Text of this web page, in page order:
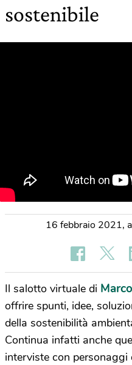
sostenibile
16 febbraio 2021,
Il salotto virtuale di
offrire spunti, idee,
della sostenibilità
Continua infatti anche
interviste con personaggi